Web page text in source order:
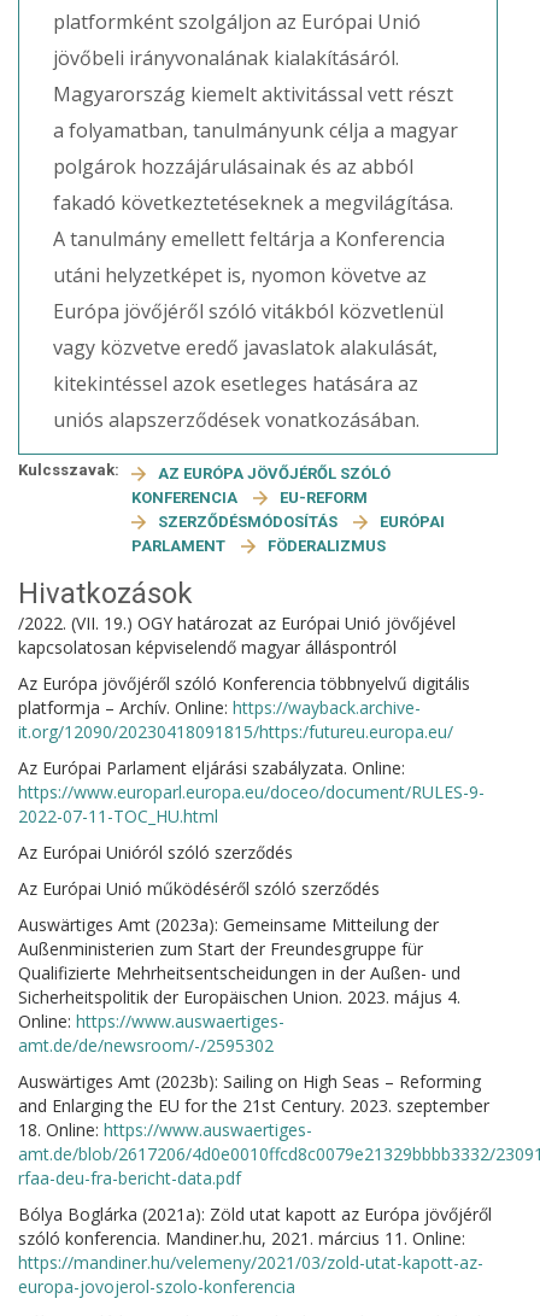
platformként szolgáljon az Európai Unió
jövőbeli irányvonalának kialakításáról.
Magyarország kiemelt aktivitással vett részt
a folyamatban, tanulmányunk célja a magyar
polgárok hozzájárulásainak és az abból
fakadó következtetéseknek a megvilágítása.
A tanulmány emellett feltárja a Konferencia
utáni helyzetképet is, nyomon követve az
Európa jövőjéről szóló vitákból közvetlenül
vagy közvetve eredő javaslatok alakulását,
kitekintéssel azok esetleges hatására az
uniós alapszerződések vonatkozásában.
Kulcsszavak:
AZ EURÓPA JÖVŐJÉRŐL SZÓLÓ
KONFERENCIA
EU-REFORM
SZERZŐDÉSMÓDOSÍTÁS
EURÓPAI
PARLAMENT
FÖDERALIZMUS
Hivatkozások
/2022. (VII. 19.) OGY határozat az Európai Unió jövőjével
kapcsolatosan képviselendő magyar álláspontról
Az Európa jövőjéről szóló Konferencia többnyelvű digitális
platformja – Archív. Online: https://wayback.archive-
it.org/12090/20230418091815/https:/futureu.europa.eu/
Az Európai Parlament eljárási szabályzata. Online:
https://www.europarl.europa.eu/doceo/document/RULES-9-
2022-07-11-TOC_HU.html
Az Európai Unióról szóló szerződés
Az Európai Unió működéséről szóló szerződés
Auswärtiges Amt (2023a): Gemeinsame Mitteilung der
Außenministerien zum Start der Freundesgruppe für
Qualifizierte Mehrheitsentscheidungen in der Außen- und
Sicherheitspolitik der Europäischen Union. 2023. május 4.
Online: https://www.auswaertiges-
amt.de/de/newsroom/-/2595302
Auswärtiges Amt (2023b): Sailing on High Seas – Reforming
and Enlarging the EU for the 21st Century. 2023. szeptember
18. Online: https://www.auswaertiges-
amt.de/blob/2617206/4d0e0010ffcd8c0079e21329bbbb3332/
rfaa-deu-fra-bericht-data.pdf
Bólya Boglárka (2021a): Zöld utat kapott az Európa jövőjéről
szóló konferencia. Mandiner.hu, 2021. március 11. Online:
https://mandiner.hu/velemeny/2021/03/zold-utat-kapott-az-
europa-jovojerol-szolo-konferencia